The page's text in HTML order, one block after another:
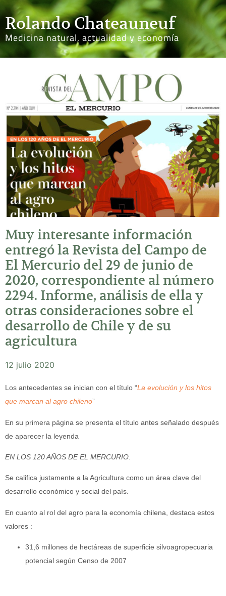
Rolando Chateauneuf
Medicina natural, actualidad y economía
Muy interesante información
entregó la Revista del Campo de
El Mercurio del 29 de junio de
2020, correspondiente al número
2294. Informe, análisis de ella y
otras consideraciones sobre el
desarrollo de Chile y de su
agricultura
12 julio 2020
Los antecedentes se inician con el título “La evolución y los hitos
que marcan al agro chileno”
En su primera página se presenta el título antes señalado después
de aparecer la leyenda
EN LOS 120 AÑOS DE EL MERCURIO
Se califica justamente a la Agricultura como un área clave del
desarrollo económico y social del país.
En cuanto al rol del agro para la economía chilena, destaca estos
valores :
31,6 millones de hectáreas de superficie silvoagropecuaria
potencial según Censo de 2007